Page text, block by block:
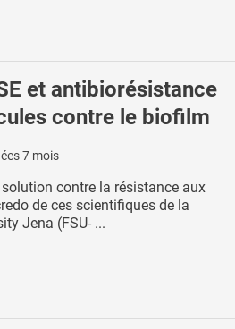
et antibiorésistance
contre le biofilm
7 mois
contre la résistance aux
de ces scientifiques de la
Jena (FSU- ...